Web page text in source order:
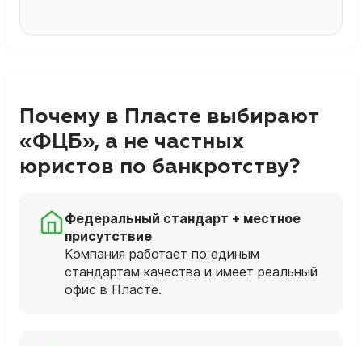
Почему в Пласте выбирают
«ФЦБ», а не частных
юристов по банкротству?
Федеральный стандарт + местное
присутствие
Компания работает по единым
стандартам качества и имеет реальный
офис в Пласте.